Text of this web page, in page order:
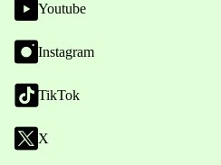
Youtube
Instagram
TikTok
X